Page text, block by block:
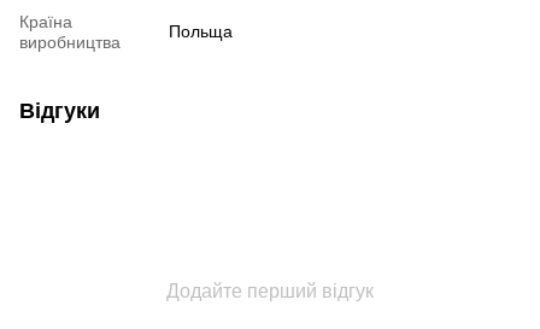
Країна
виробництва
Польща
Відгуки
Додайте перший відгук